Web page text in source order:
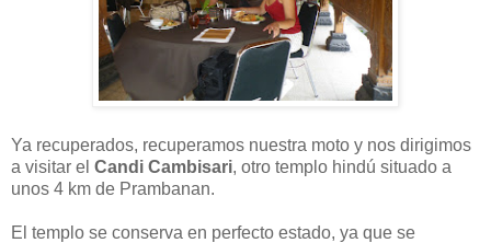
Ya recuperados, recuperamos nuestra moto y nos dirigimos
a visitar el Candi Cambisari, otro templo hindú situado a
unos 4 km de Prambanan.
El templo se conserva en perfecto estado, ya que se